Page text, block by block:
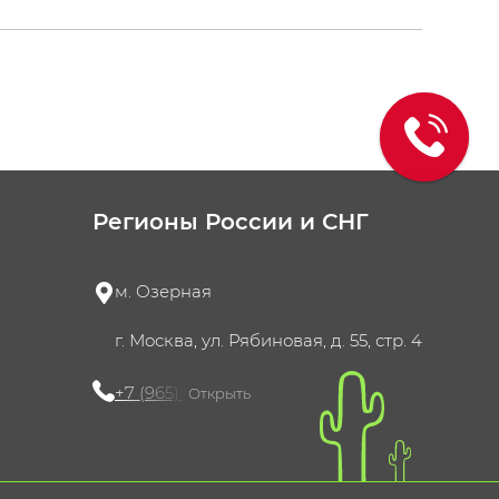
Регионы России и СНГ
м. Озерная
г. Москва, ул. Рябиновая, д. 55, стр. 4
+7 (965) 420-10-10
Открыть